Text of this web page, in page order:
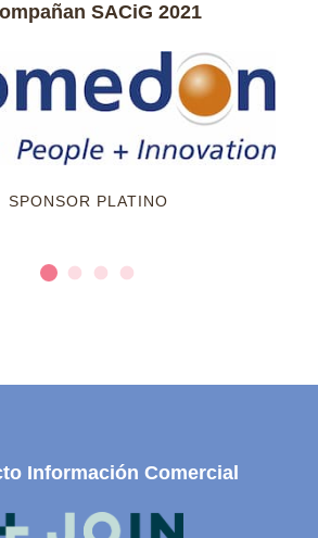
SACiG 2021
SPONSOR PLATINO
Información Comercial